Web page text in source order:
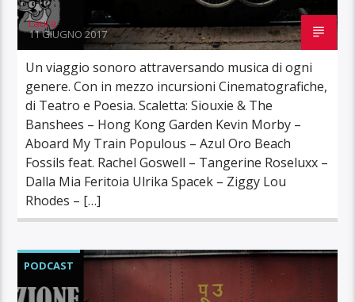
Laura
11 GIUGNO 2017
Un viaggio sonoro attraversando musica di ogni
genere. Con in mezzo incursioni Cinematografiche,
di Teatro e Poesia. Scaletta: Siouxie & The
Banshees – Hong Kong Garden Kevin Morby –
Aboard My Train Populous – Azul Oro Beach
Fossils feat. Rachel Goswell – Tangerine Roseluxx –
Dalla Mia Feritoia Ulrika Spacek – Ziggy Lou
Rhodes – […]
PODCAST